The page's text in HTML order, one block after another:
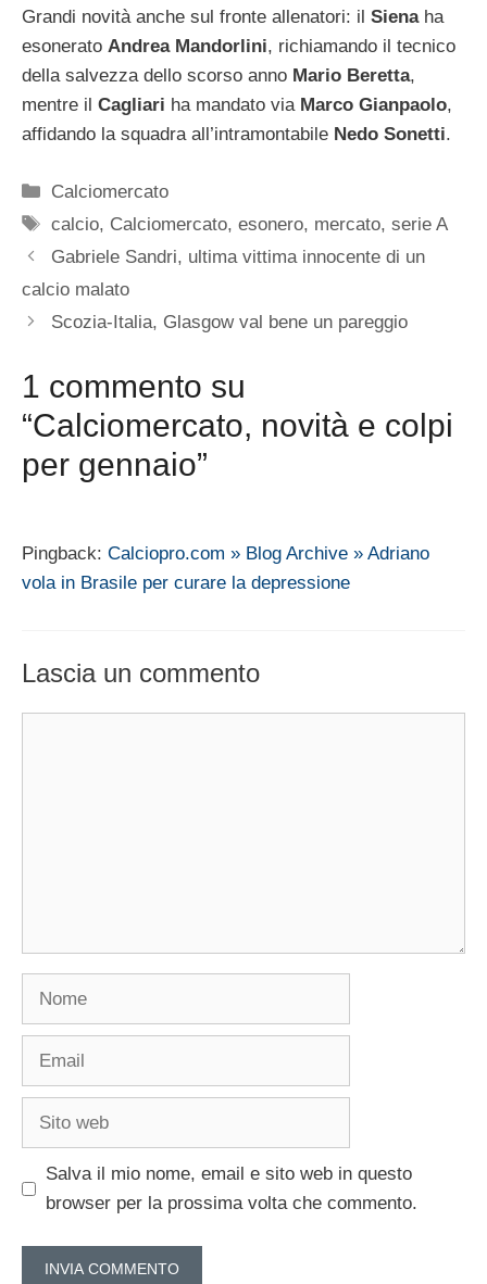
Grandi novità anche sul fronte allenatori: il Sienaha
esonerato Andrea Mandorlini, richiamando il tecnico
della salvezza dello scorso anno Mario Beretta,
mentre il Cagliari ha mandato via Marco Gianpaolo,
affidando la squadra all’intramontabile Nedo Sonetti.
Categorie
Calciomercato
Tag
calcio, Calciomercato,esonero, mercato,serie A
Gabriele Sandri, ultima vittima innocente di un
calcio malato
Scozia-Italia, Glasgow val bene un pareggio
1 commento su
“Calciomercato, novità e colpi
per gennaio”
Pingback: Calciopro.com » Blog Archive » Adriano
vola in Brasile per curare la depressione
Lascia un commento
Nome
Email
Sito
Salva il mio nome, email e sito web in questo
browser per la prossima volta che commento.